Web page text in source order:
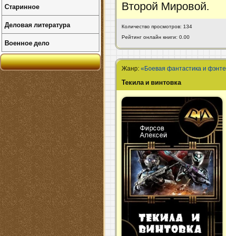
Второй Мировой.
Количество просмотров: 134
Рейтинг онлайн книги: 0.00
Жанр:«Боевая фантастика и
Текила и винтовка
Старинное
Деловая литература
Военное дело